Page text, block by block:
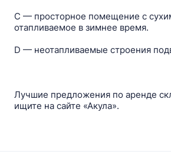
C — просторное помещение с
отапливаемое в зимнее время.
D — неотапливаемые строения
Лучшие предложения по аренде
ищите на сайте «Акула».